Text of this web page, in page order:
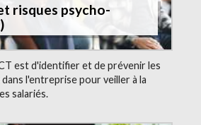
risques psycho-
est d'identifier et de prévenir les
l'entreprise pour veiller à la
salariés.